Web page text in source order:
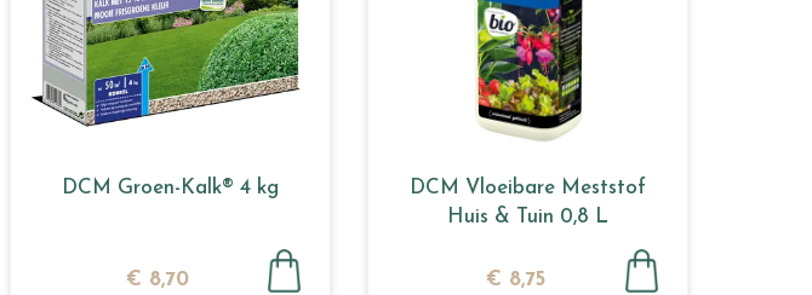
DCM Groen-Kalk® 4 kg
€ 8,70
DCM Vloeibare Meststof
Huis & Tuin 0,8 L
€ 8,75